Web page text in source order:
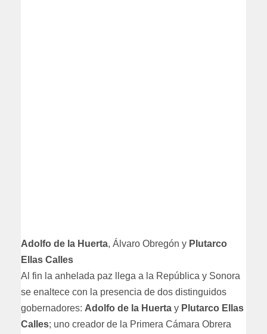
Adolfo de la Huerta, Álvaro Obregón y Plutarco
Ellas Calles
Al fin la anhelada paz llega a la República y Sonora
se enaltece con la presencia de dos distinguidos
gobernadores: Adolfo de la Huerta y Plutarco Ellas
Calles; uno creador de la Primera Cámara Obrera